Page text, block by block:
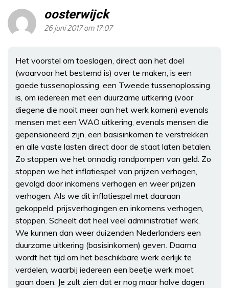
oosterwijck
26 juni 2017 om 17:07
Het voorstel om toeslagen, direct aan het doel
(waarvoor het bestemd is) over te maken, is een
goede tussenoplossing. een Tweede tussenoplossing
is, om iedereen met een duurzame uitkering (voor
diegene die nooit meer aan het werk komen) evenals
mensen met een WAO uitkering, evenals mensen die
gepensioneerd zijn, een basisinkomen te verstrekken
en alle vaste lasten direct door de staat laten betalen.
Zo stoppen we het onnodig rondpompen van geld. Zo
stoppen we het inflatiespel: van prijzen verhogen,
gevolgd door inkomens verhogen en weer prijzen
verhogen. Als we dit inflatiespel met daaraan
gekoppeld, prijsverhogingen en inkomens verhogen,
stoppen. Scheelt dat heel veel administratief werk.
We kunnen dan weer duizenden Nederlanders een
duurzame uitkering (basisinkomen) geven. Daarna
wordt het tijd om het beschikbare werk eerlijk te
verdelen, waarbij iedereen een beetje werk moet
gaan doen. Je zult zien dat er nog maar halve dagen